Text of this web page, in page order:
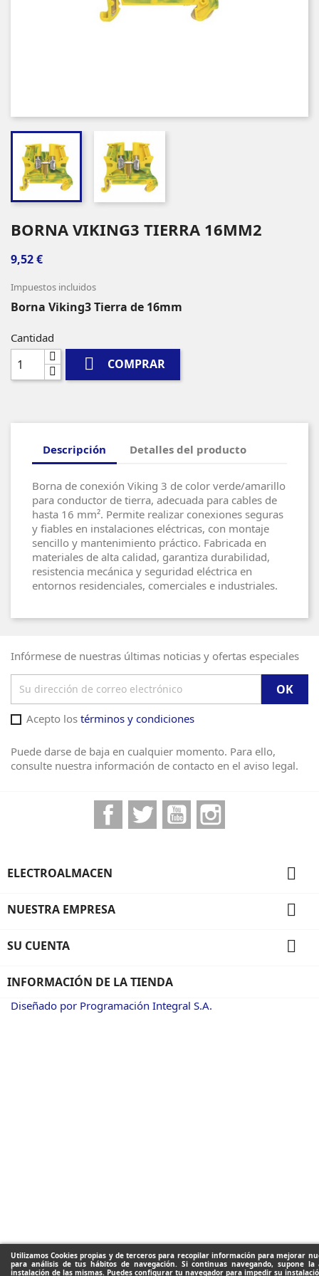
Utilizamos Cookies propias y de terceros para recopilar información para mejorar
para análisis de tus hábitos de navegación. Si continuas navegando, supone la
instalación de las mismas. Puedes configurar tu navegador para impedir su
BORNA VIKING3 TIERRA 16MM2
9,52 €
Impuestos incluidos
Borna Viking3 Tierra de 16mm
Cantidad
 COMPRAR
Descripción Detalles del producto
Borna de conexión Viking 3 de color verde/amarillo
para conductor de tierra, adecuada para cables de
hasta 16 mm². Permite realizar conexiones seguras
y fiables en instalaciones eléctricas, con montaje
sencillo y mantenimiento práctico. Fabricada en
materiales de alta calidad, garantiza durabilidad,
resistencia mecánica y seguridad eléctrica en
entornos residenciales, comerciales e industriales.
Infórmese de nuestras últimas noticias y ofertas especiales
Acepto los términos y condiciones
Puede darse de baja en cualquier momento. Para ello,
consulte nuestra información de contacto en el aviso legal.
FacebookTwitter YouTube
ELECTROALMACEN 
NUESTRA EMPRESA 
SU CUENTA 
INFORMACIÓN DE LA TIENDA
Diseñado por Programación Integral S.A.